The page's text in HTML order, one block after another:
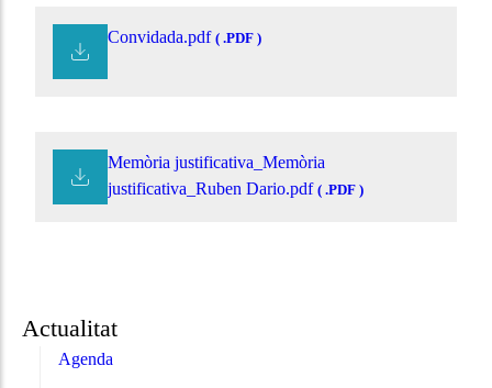
Actualitat
Agenda
Convidada.pdf ( .PDF )
Memòria justificativa_Memòria
justificativa_Ruben Dario.pdf ( .PDF )